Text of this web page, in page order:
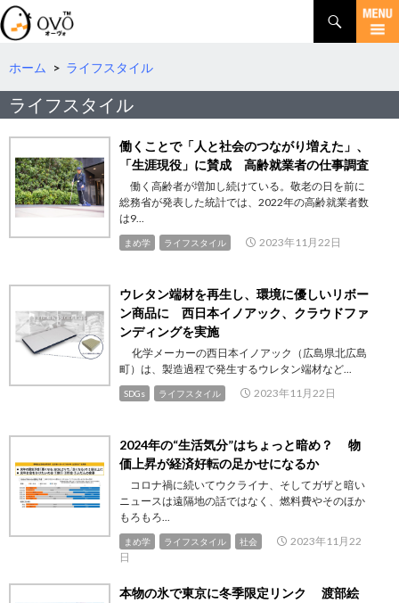
検
索
コ
テ
ツ
へ
移
ホーム > ライフスタイル
ライフスタイル
働くことで「人と社会のつながり増えた」、
「生涯現役」に賛成 高齢就業者の仕事調査
働く高齢者が増加し続けている。敬老の日を前に
総務省が発表した統計では、2022年の高齢就業者数
は9...
まめ学 ライフスタイル 2023年11月22日
ウレタン端材を再生し、環境に優しいリボー
ン商品に 西日本イノアック、クラウドファ
ンディングを実施
化学メーカーの西日本イノアック（広島県北広島
町）は、製造過程で発生するウレタン端材など...
SDGs ライフスタイル 2023年11月22日
2024年の“生活気分”はちょっと暗め？ 物
価上昇が経済好転の足かせになるか
コロナ禍に続いてウクライナ、そしてガザと暗い
ニュースは遠隔地の話ではなく、燃料費やそのほか
もろもろ...
まめ学 ライフスタイル 社会
2023年11月22
日
本物の氷で東京に冬季限定リンク 渡部絵